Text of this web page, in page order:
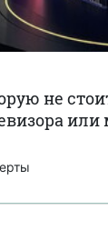
не
или